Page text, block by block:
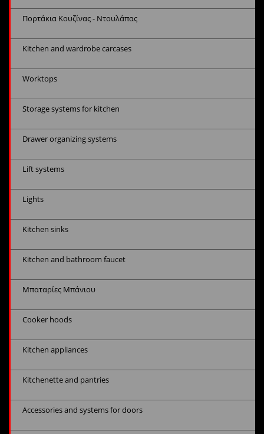
Πορτάκια Κουζίνας - Ντουλάπας
Kitchen and wardrobe carcases
Worktops
Storage systems for kitchen
Drawer organizing systems
Lift systems
Lights
Kitchen sinks
Kitchen and bathroom faucet
Μπαταρίες Μπάνιου
Cooker hoods
Kitchen appliances
Kitchenette and pantries
Accessories and systems for doors